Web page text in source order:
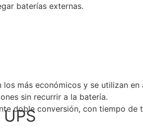
baterías externas.
más económicos y se utilizan
sin recurrir a la batería.
doble conversión, con tiempo de
UPS